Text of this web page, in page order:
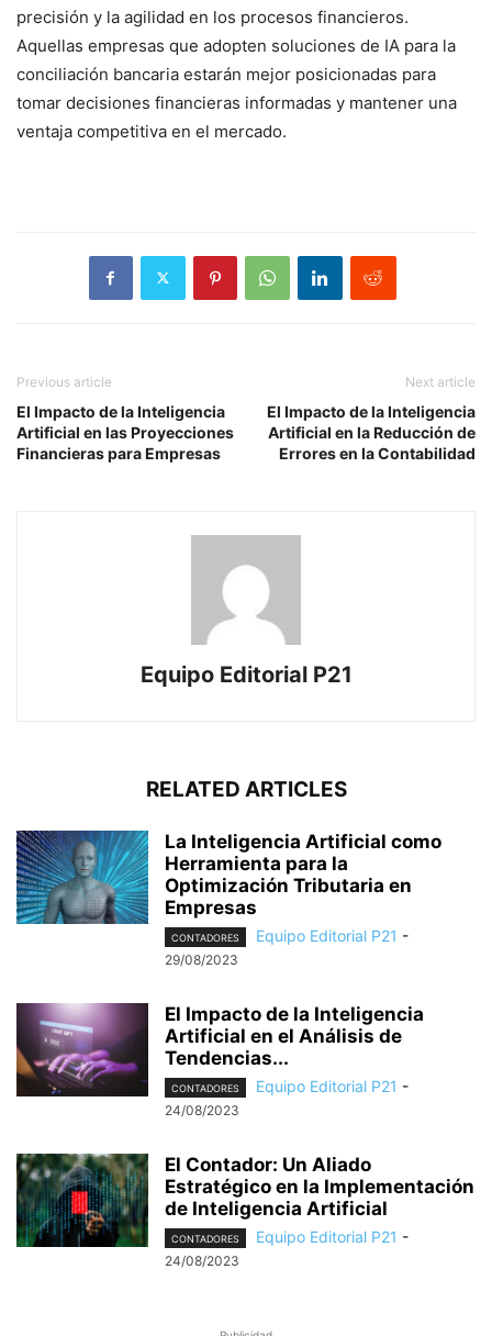
precisión y la agilidad en los procesos financieros.
Aquellas empresas que adopten soluciones de IA para la
conciliación bancaria estarán mejor posicionadas para
tomar decisiones financieras informadas y mantener una
ventaja competitiva en el mercado.
Previous article
El Impacto de la Inteligencia
Artificial en las Proyecciones
Financieras para Empresas
Next article
El Impacto de la Inteligencia
Artificial en la Reducción de
Errores en la Contabilidad
Equipo Editorial P21
RELATED ARTICLES
La Inteligencia Artificial como
Herramienta para la
Optimización Tributaria en
Empresas
CONTADORES Equipo Editorial P21 -
29/08/2023
El Impacto de la Inteligencia
Artificial en el Análisis de
Tendencias...
CONTADORES Equipo Editorial P21 -
24/08/2023
El Contador: Un Aliado
Estratégico en la Implementación
de Inteligencia Artificial
CONTADORES Equipo Editorial P21 -
24/08/2023